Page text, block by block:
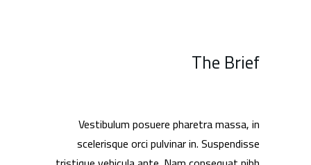
The Brief
Vestibulum posuere pharetra massa, in
scelerisque orci pulvinar in. Suspendisse